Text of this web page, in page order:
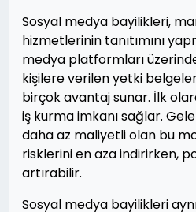
Sosyal medya bayilikleri,
hizmetlerinin tanıtımını
medya platformları
kişilere verilen yetki
birçok avantaj sunar. İlk
iş kurma imkanı sağlar.
daha az maliyetli olan bu
risklerini en aza indirirken,
artırabilir.
Sosyal medya bayilikleri